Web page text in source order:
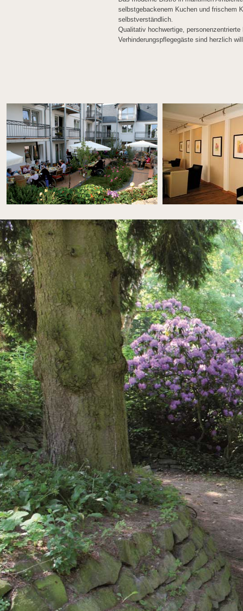
selbstgebackenem Kuchen und frischem
selbstverständlich.
Qualitativ hochwertige,
Verhinderungspflegegäste sind herzlich